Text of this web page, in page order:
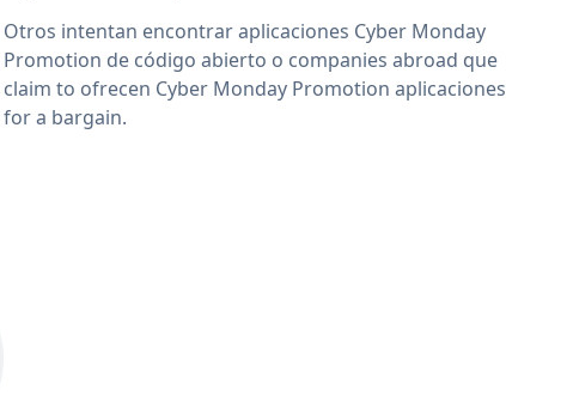
Otros intentan encontrar aplicaciones Cyber Monday
Promotion de código abierto o companies abroad que
claim to ofrecen Cyber Monday Promotion aplicaciones
for a bargain.